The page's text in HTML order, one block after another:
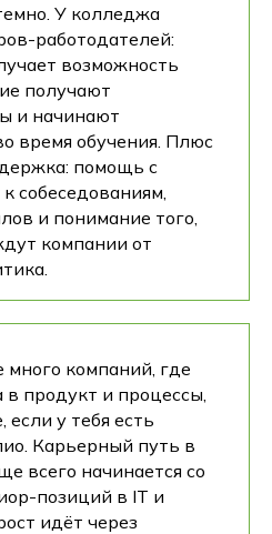
У колледжа
работодателей:
возможность
получают
и начинают
время обучения. Плюс
помощь с
собеседованиям,
и понимание того,
компании от
компаний, где
продукт и процессы,
если у тебя есть
Карьерный путь в
всего начинается со
позиций в IT и
идёт через